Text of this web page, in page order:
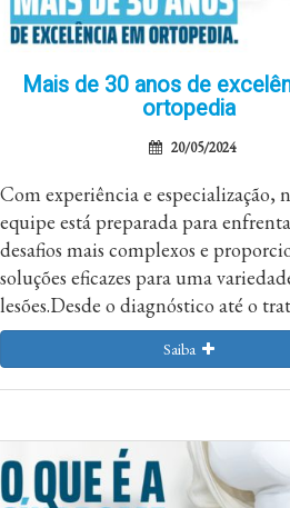
Mais de 30 anos de
ortopedia
20/05/2024
Com experiência e especialização,
equipe está preparada para
desafios mais complexos e
soluções eficazes para uma
lesões.Desde o diagnóstico até o
Saiba